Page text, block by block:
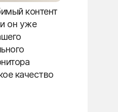
контент
он уже
качество